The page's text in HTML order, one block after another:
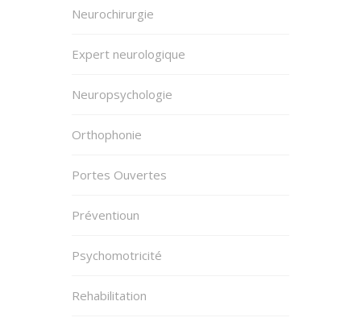
Neurochirurgie
Expert neurologique
Neuropsychologie
Orthophonie
Portes Ouvertes
Préventioun
Psychomotricité
Rehabilitation